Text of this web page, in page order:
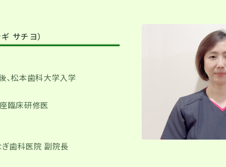
サチヨ）
、松本歯科大学入学
臨床研修医
歯科医院 副院長